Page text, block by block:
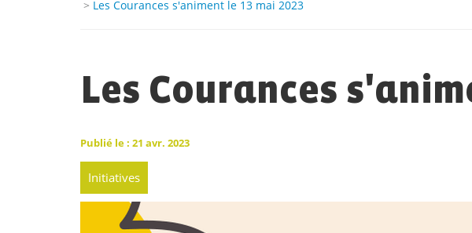
> Les Courances s'animent le 13 mai 2023
Les Courances
Publié le : 21 avr. 2023
Initiatives